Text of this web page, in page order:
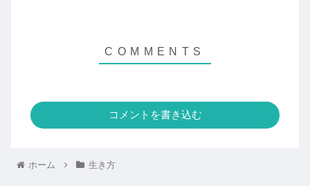
コメントを書き込む
ホーム 生き方